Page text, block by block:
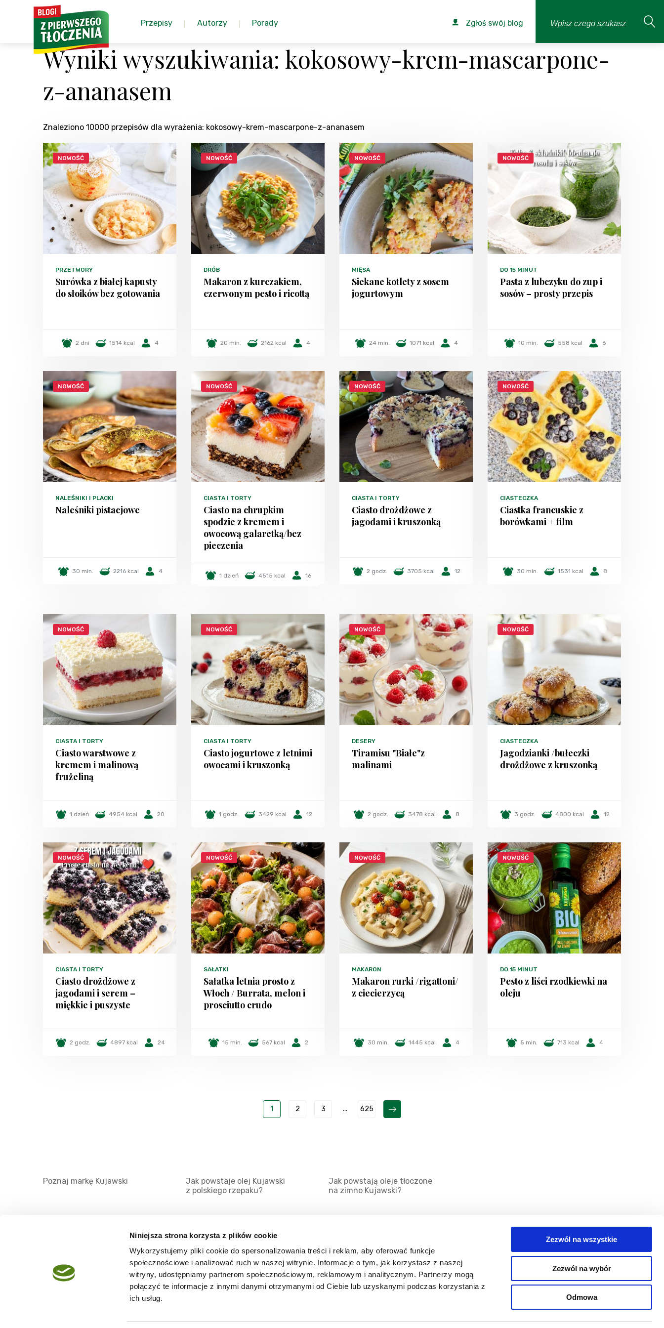
Niniejsza strona korzysta z plików cookie
Wykorzystujemy pliki cookie do spersonalizowania treści i reklam, aby oferować funkcje
społecznościowe i analizować ruch w naszej witrynie. Informacje o tym, jak korzystasz z naszej
witryny, udostępniamy partnerom społecznościowym, reklamowym i analitycznym. Partnerzy mogą
połączyć te informacje z innymi danymi otrzymanymi od Ciebie lub uzyskanymi podczas korzystania z
ich usług.
Zezwól na wszystkie
Zezwól na wybór
Odmowa
Przepisy Autorzy Porady Zgłoś swój blog
Wyniki wyszukiwania: kokosowy-krem-mascarpone-
z-ananasem
Znaleziono 10000 przepisów dla wyrażenia: kokosowy-krem-mascarpone-z-ananasem
NOWOŚĆ
PRZETWORY
Surówka z białej kapusty
do słoików bez gotowania
2 dni 1514 kcal 4
NOWOŚĆ
DRÓB
Makaron z kurczakiem,
czerwonym pesto i ricottą
20 min. 2162 kcal 4
NOWOŚĆ
MIĘSA
Siekane kotlety z sosem
jogurtowym
24 min. 1071 kcal 4
NOWOŚĆ
DO 15 MINUT
Pasta z lubczyku do zup i
sosów – prosty przepis
10 min. 558 kcal 6
NOWOŚĆ
NALEŚNIKI I PLACKI
Naleśniki pistacjowe
30 min. 2216 kcal 4
NOWOŚĆ
CIASTA I TORTY
Ciasto na chrupkim
spodzie z kremem i
owocową galaretką/bez
pieczenia
1 dzień 4515 kcal 16
NOWOŚĆ
CIASTA I TORTY
Ciasto drożdżowe z
jagodami i kruszonką
2 godz. 3705 kcal 12
NOWOŚĆ
CIASTECZKA
Ciastka francuskie z
borówkami + film
30 min. 1531 kcal 8
NOWOŚĆ
CIASTA I TORTY
Ciasto warstwowe z
kremem i malinową
frużeliną
1 dzień 4954 kcal 20
NOWOŚĆ
CIASTA I TORTY
Ciasto jogurtowe z letnimi
owocami i kruszonką
1 godz. 3429 kcal 12
NOWOŚĆ
DESERY
Tiramisu "Białe"z
malinami
2 godz. 3478 kcal 8
NOWOŚĆ
CIASTECZKA
Jagodzianki /bułeczki
drożdżowe z kruszonką
3 godz. 4800 kcal 12
NOWOŚĆ
CIASTA I TORTY
Ciasto drożdżowe z
jagodami i serem –
miękkie i puszyste
2 godz. 4897 kcal 24
NOWOŚĆ
SAŁATKI
Sałatka letnia prosto z
Włoch / Burrata, melon i
prosciutto crudo
15 min. 567 kcal 2
NOWOŚĆ
MAKARON
Makaron rurki /rigattoni/
z ciecierzycą
30 min. 1445 kcal 4
NOWOŚĆ
DO 15 MINUT
Pesto z liści rzodkiewki na
oleju
5 min. 713 kcal 4
1 2 3 ... 625
Poznaj markę Kujawski
Jak powstaje olej Kujawski
z polskiego rzepaku?
Jak powstają oleje tłoczone
na zimno Kujawski?
Regulamin
Mapa serwisu
Kanały RSS
Porady
Kategorie
Kontakt
Zaloguj się